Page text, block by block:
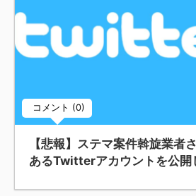
コメント (0)
【悲報】ステマ案件斡旋業者
あるTwitterアカウントを公開